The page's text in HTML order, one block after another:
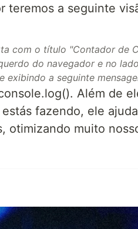
teremos a seguinte
com o título "Contador de
do navegador e no
exibindo a seguinte
Além de
fazendo, ele
otimizando muito